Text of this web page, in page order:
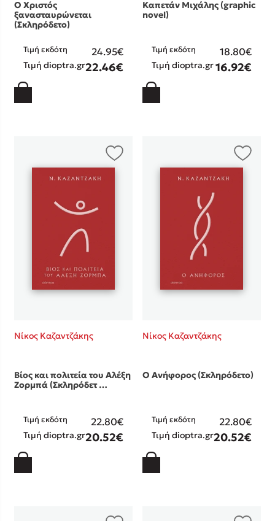
Ο Χριστός
ξανασταυρώνεται
(Σκληρόδετο)
Τιμή εκδότη 24.95€
Τιμή dioptra.gr22.46€
Καπετάν Μιχάλης (graphic
novel)
Τιμή εκδότη 18.80€
Τιμή dioptra.gr16.92€
Νίκος Καζαντζάκης
Βίος και πολιτεία του Αλέξη
Ζορμπά (Σκληρόδετ …
Τιμή εκδότη 22.80€
Τιμή dioptra.gr20.52€
Νίκος Καζαντζάκης
Ο Ανήφορος (Σκληρόδετο)
Τιμή εκδότη 22.80€
Τιμή dioptra.gr20.52€